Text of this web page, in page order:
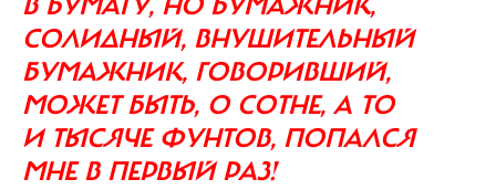
СОЛИДНЫЙ, ВНУШИТЕЛЬНЫЙ
БУМАЖНИК, ГОВОРИВШИЙ,
МОЖЕТ БЫТЬ, О СОТНЕ, А ТО
И ТЫСЯЧЕ ФУНТОВ, ПОПАЛСЯ
МНЕ В ПЕРВЫЙ РАЗ!